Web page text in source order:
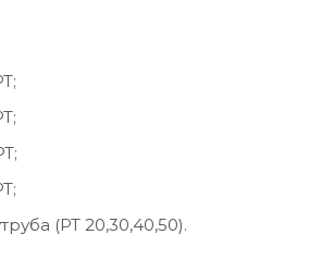
(PT 20,30,40,50).